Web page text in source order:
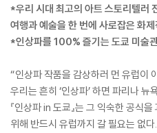
*우리 시대 최고의 아트 스토리텔러
여행과 예술을 한 번에 사로잡은 화
*인상파를 100% 즐기는 도쿄 미술
“인상파 작품을 감상하러 먼 유럽이
우리는 흔히 ‘인상파’ 하면 파리나
『인상파 in 도쿄』는 그 익숙한 공식
위해 반드시 유럽까지 갈 필요는 없